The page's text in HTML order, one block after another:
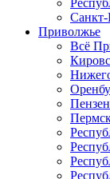
Санкт-
Приволжье
Всё